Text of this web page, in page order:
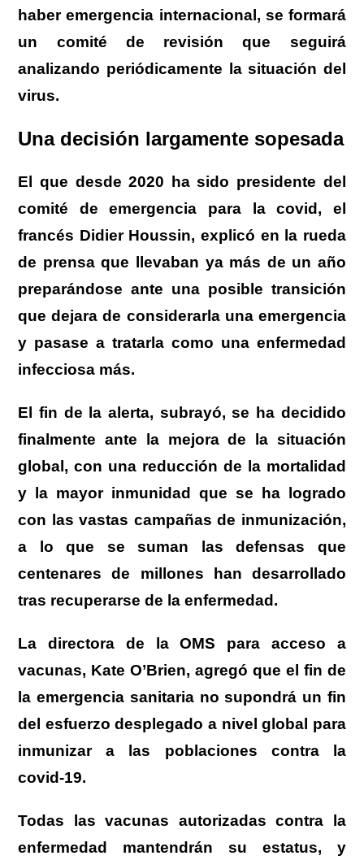
haber emergencia internacional, se formará
un comité de revisión que seguirá
analizando periódicamente la situación del
virus.
Una decisión largamente sopesada
El que desde 2020 ha sido presidente del
comité de emergencia para la covid, el
francés Didier Houssin, explicó en la rueda
de prensa que llevaban ya más de un año
preparándose ante una posible transición
que dejara de considerarla una emergencia
y pasase a tratarla como una enfermedad
infecciosa más.
El fin de la alerta, subrayó, se ha decidido
finalmente ante la mejora de la situación
global, con una reducción de la mortalidad
y la mayor inmunidad que se ha logrado
con las vastas campañas de inmunización,
a lo que se suman las defensas que
centenares de millones han desarrollado
tras recuperarse de la enfermedad.
La directora de la OMS para acceso a
vacunas, Kate O’Brien, agregó que el fin de
la emergencia sanitaria no supondrá un fin
del esfuerzo desplegado a nivel global para
inmunizar a las poblaciones contra la
covid-19.
Todas las vacunas autorizadas contra la
enfermedad mantendrán su estatus, y